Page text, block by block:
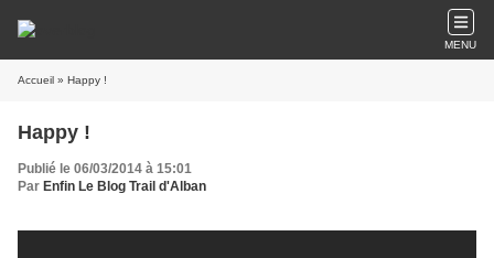
MENU
Accueil » Happy !
Happy !
Publié le 06/03/2014 à 15:01
Par Enfin Le Blog Trail d'Alban